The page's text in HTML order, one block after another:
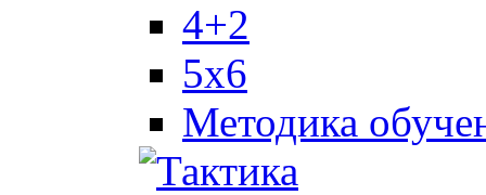
4+2
5x6
Методика